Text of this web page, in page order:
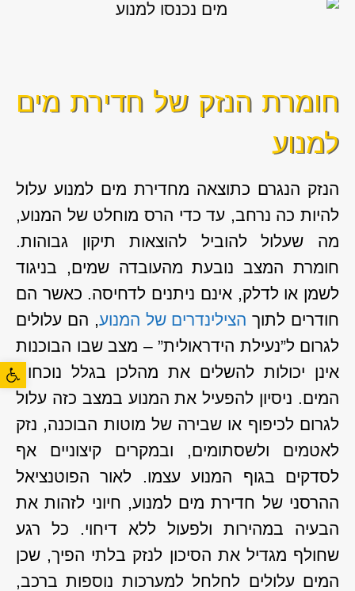
פתח
חומרת הנזק של חדירת מים
למנוע
הנזק הנגרם כתוצאה מחדירת מים למנוע עלול
להיות כה נרחב, עד כדי הרס מוחלט של המנוע,
מה שעלול להוביל להוצאות תיקון גבוהות.
חומרת המצב נובעת מהעובדה שמים, בניגוד
לשמן או לדלק, אינם ניתנים לדחיסה. כאשר הם
חודרים לתוך הצילינדרים של המנוע, הם עלולים
לגרום ל”נעילת הידראולית” – מצב שבו הבוכנות
אינן יכולות להשלים את מהלכן בגלל נוכחות
המים. ניסיון להפעיל את המנוע במצב כזה עלול
לגרום לכיפוף או שבירה של מוטות הבוכנה, נזק
לאטמים ולשסתומים, ובמקרים קיצוניים אף
לסדקים בגוף המנוע עצמו. לאור הפוטנציאל
ההרסני של חדירת מים למנוע, חיוני לזהות את
הבעיה במהירות ולפעול ללא דיחוי. כל רגע
שחולף מגדיל את הסיכון לנזק בלתי הפיך, שכן
המים עלולים לחלחל למערכות נוספות ברכב,